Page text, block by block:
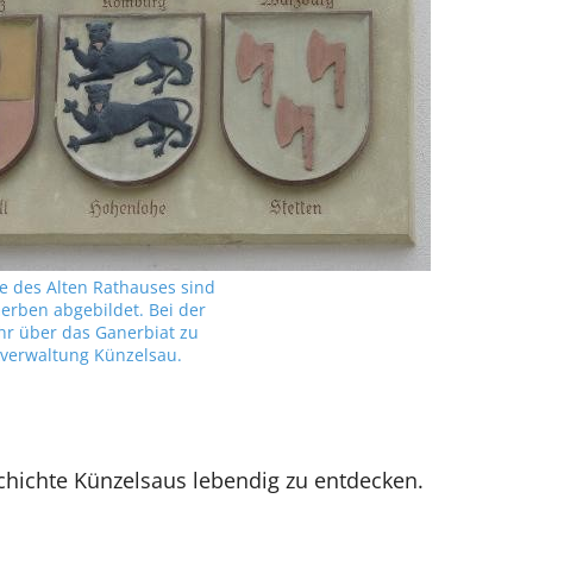
des Alten Rathauses sind
abgebildet. Bei der
über das Ganerbiat zu
Künzelsau.
Künzelsaus lebendig zu entdecken.